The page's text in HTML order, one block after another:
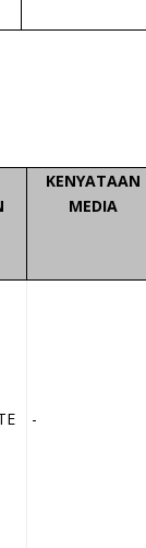
KENYATAAN
MEDIA
-